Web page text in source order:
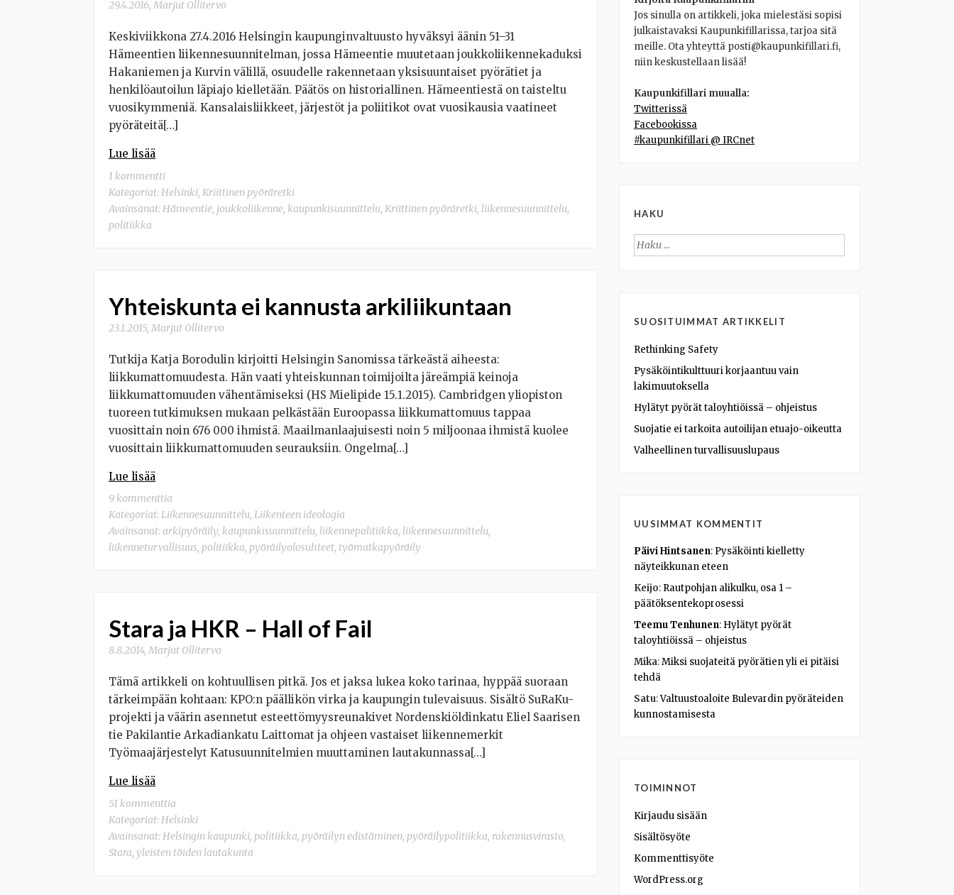
29.4.2016, Marjut Ollitervo
Keskiviikkona 27.4.2016 Helsingin kaupunginvaltuusto hyväksyi äänin 51–31
Hämeentien liikennesuunnitelman, jossa Hämeentie muutetaan joukkoliikennekaduksi
Hakaniemen ja Kurvin välillä, osuudelle rakennetaan yksisuuntaiset pyörätiet ja
henkilöautoilun läpiajo kielletään. Päätös on historiallinen. Hämeentiestä on taisteltu
vuosikymmeniä. Kansalaisliikkeet, järjestöt ja poliitikot ovat vuosikausia vaatineet
pyöräteitä[…]
Lue lisää
1 kommentti
Kategoriat:Helsinki, Kriittinen pyöräretki
Avainsanat:Hämeentie, joukkoliikenne, kaupunkisuunnittelu, Kriittinen pyöräretki, liikennesuunnittelu,
politiikka
Yhteiskunta ei kannusta arkiliikuntaan
23.1.2015, Marjut Ollitervo
Tutkija Katja Borodulin kirjoitti Helsingin Sanomissa tärkeästä aiheesta:
liikkumattomuudesta. Hän vaati yhteiskunnan toimijoilta järeämpiä keinoja
liikkumattomuuden vähentämiseksi (HS Mielipide 15.1.2015). Cambridgen yliopiston
tuoreen tutkimuksen mukaan pelkästään Euroopassa liikkumattomuus tappaa
vuosittain noin 676 000 ihmistä. Maailmanlaajuisesti noin 5 miljoonaa ihmistä kuolee
vuosittain liikkumattomuuden seurauksiin. Ongelma[…]
Lue lisää
9 kommenttia
Kategoriat:Liikennesuunnittelu, Liikenteen ideologia
Avainsanat:arkipyöräily, kaupunkisuunnittelu, liikennepolitiikka, liikennesuunnittelu,
liikenneturvallisuus, politiikka, pyöräilyolosuhteet, työmatkapyöräily
Stara ja HKR – Hall of Fail
8.8.2014, Marjut Ollitervo
Tämä artikkeli on kohtuullisen pitkä. Jos et jaksa lukea koko tarinaa, hyppää suoraan
tärkeimpään kohtaan: KPO:n päällikön virka ja kaupungin tulevaisuus. Sisältö SuRaKu-
projekti ja väärin asennetut esteettömyysreunakivet Nordenskiöldinkatu Eliel Saarisen
tie Pakilantie Arkadiankatu Laittomat ja ohjeen vastaiset liikennemerkit
Työmaajärjestelyt Katusuunnitelmien muuttaminen lautakunnassa[…]
Lue lisää
51 kommenttia
Kategoriat:Helsinki
Avainsanat:Helsingin kaupunki, politiikka, pyöräilyn edistäminen, pyöräilypolitiikka, rakennusvirasto,
Stara, yleisten töiden lautakunta
Jos sinulla on artikkeli, joka mielestäsi sopisi
julkaistavaksi Kaupunkifillarissa, tarjoa sitä
meille. Ota yhteyttä posti@kaupunkifillari.fi,
niin keskustellaan lisää!
Kaupunkifillari muualla:
Twitterissä
Facebookissa
#kaupunkifillari @ IRCnet
HAKU
Haku:
SUOSITUIMMAT ARTIKKELIT
Rethinking Safety
Pysäköintikulttuuri korjaantuu vain
lakimuutoksella
Hylätyt pyörät taloyhtiöissä – ohjeistus
Suojatie ei tarkoita autoilijan etuajo-oikeutta
Valheellinen turvallisuuslupaus
UUSIMMAT KOMMENTIT
Päivi Hintsanen: Pysäköinti kielletty
näyteikkunan eteen
Keijo: Rautpohjan alikulku, osa 1 –
päätöksentekoprosessi
Teemu Tenhunen: Hylätyt pyörät
taloyhtiöissä – ohjeistus
Mika:Miksi suojateitä pyörätien yli ei pitäisi
tehdä
Satu:Valtuustoaloite Bulevardin pyöräteiden
kunnostamisesta
TOIMINNOT
Kirjaudu sisään
Sisältösyöte
Kommenttisyöte
WordPress.org